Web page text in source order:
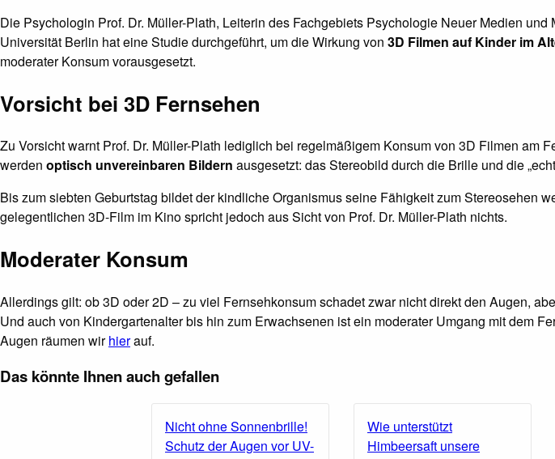
Die Psychologin Prof. Dr. Müller-Plath, Leiterin des Fach­gebiets Psycho­logie Neuer Medien
Universität Berlin hat eine Studie durchgeführt, um die Wirkung von 3D Filmen auf Kinder im
moderater Konsum vorausgesetzt.
Vorsicht bei 3D Fernsehen
Zu Vorsicht warnt Prof. Dr. Müller-Plath lediglich bei regelmäßigem Konsum von 3D Filmen
werden optisch unvereinbaren Bildern ausgesetzt: das Stereo­bild durch die ­Brille und die
Bis zum siebten Geburtstag bildet der kindliche Organismus seine Fähigkeit zum Stereosehen
gelegentlichen 3D-Film im Kino spricht jedoch aus Sicht von Prof. Dr. Müller-Plath nichts.
Moderater Konsum
Allerdings gilt: ob 3D oder 2D – zu viel Fernsehkonsum schadet zwar nicht direkt den Augen,
Und auch von Kindergartenalter bis hin zum Erwachsenen ist ein moderater Umgang mit dem
Augen räumen wirhierauf.
Das könnte Ihnen auch gefallen
Nicht ohne Sonnenbrille!
Schutz der Augen vor UV-
Wie unterstützt
Himbeersaft unsere